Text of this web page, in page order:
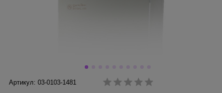
Артикул: 03-0103-1481